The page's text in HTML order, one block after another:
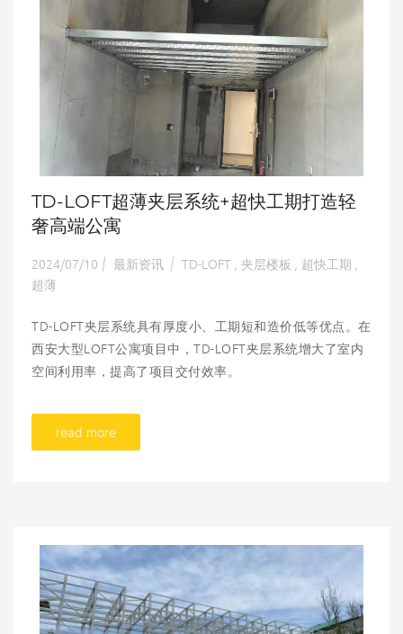
TD-LOFT超薄夹层系统+超快工期打造轻
奢高端公寓
2024/07/10 | 最新资讯 | TD-LOFT 夹层楼板 超快工期
超薄
TD-LOFT夹层系统具有厚度小、工期短和造价低等优点。在
西安大型LOFT公寓项目中，TD-LOFT夹层系统增大了室内
空间利用率，提高了项目交付效率。
read more